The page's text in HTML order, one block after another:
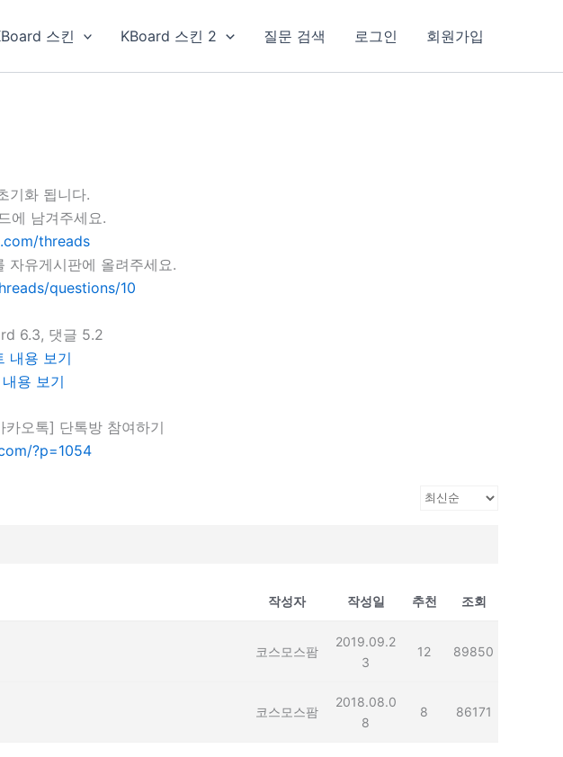
스킨 KBoard 스킨 2 질문 검색 로그인 회원가입
기화 됩니다.
에 남겨주세요.
threads
자유게시판에 올려주세요.
questions/10
6.3, 댓글 5.2
내용 보기
용 보기
오톡] 단톡방 참여하기
?p=1054
작성자 작성일 추천 조회
코스모스팜
2019.09.2
3
12 89850
코스모스팜
2018.08.0
8
8 86171